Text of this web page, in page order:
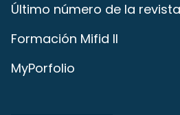
Último número de la revista
Formación Mifid II
MyPorfolio